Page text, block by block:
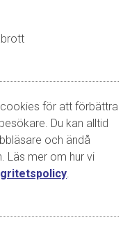
cookies för att förbättra
Du kan alltid
och ändå
Läs mer om hur vi
.